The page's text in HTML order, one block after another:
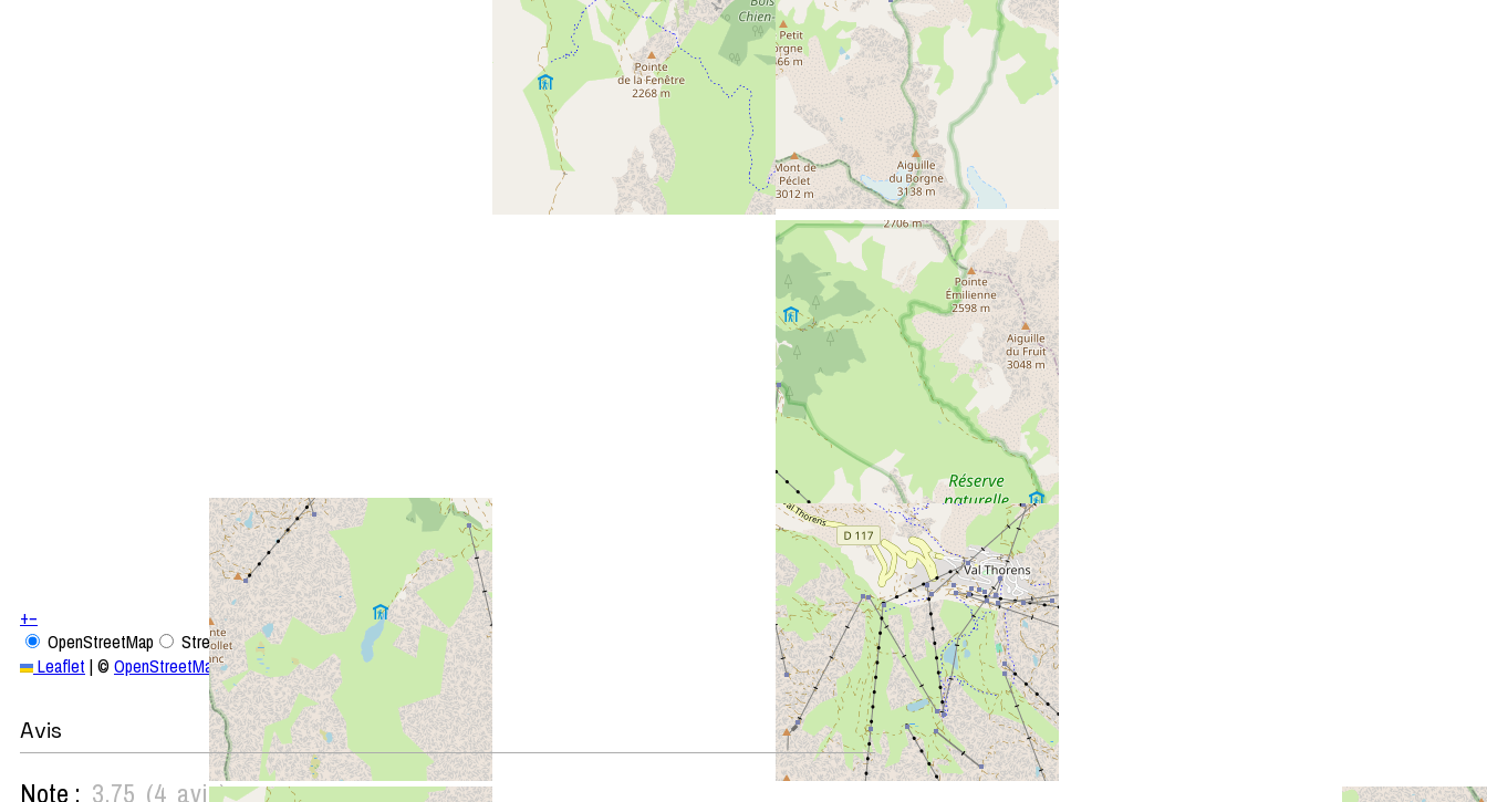
+−
OpenStreetMap
Streets
Satellite
Leaflet |© OpenStreetMap
Avis
Note : 3,75 (4 avis)